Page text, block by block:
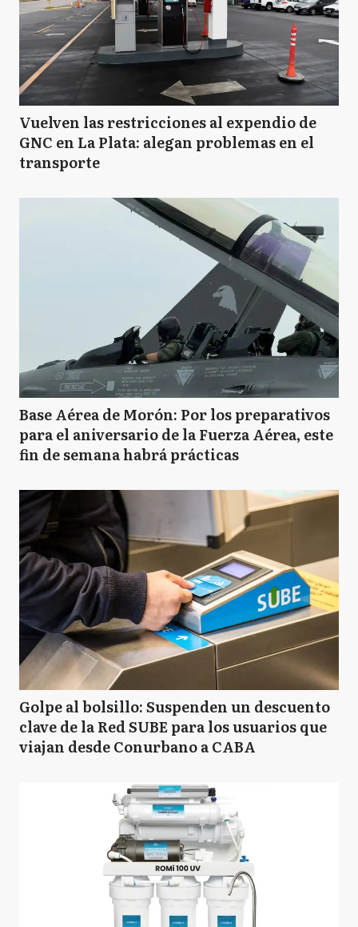
Vuelven las restricciones al expendio de
GNC en La Plata: alegan problemas en el
transporte
Base Aérea de Morón: Por los preparativos
para el aniversario de la Fuerza Aérea, este
fin de semana habrá prácticas
Golpe al bolsillo: Suspenden un descuento
clave de la Red SUBE para los usuarios que
viajan desde Conurbano a CABA